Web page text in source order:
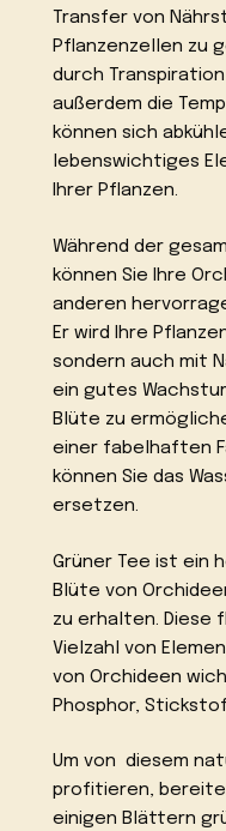
Transfer von
Pflanzenzellen zu
durch
außerdem die
können sich
lebenswichtiges
Ihrer Pflanzen.
Während der
können Sie Ihre
anderen
Er wird Ihre
sondern auch mit
ein gutes
Blüte zu
einer fabelhaften
können Sie das
ersetzen.
Grüner Tee ist ein
Blüte von
zu erhalten. Diese
Vielzahl von
von Orchideen
Phosphor,
Um von diesem
profitieren,
einigen Blättern